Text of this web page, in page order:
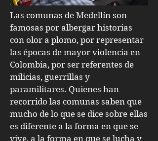
Las comunas de Medellín son
famosas por albergar historias
con olor a plomo, por representar
las épocas de mayor violencia en
Colombia, por ser referentes de
milicias, guerrillas y
paramilitares. Quienes han
recorrido las comunas saben que
mucho de lo que se dice sobre ellas
es diferente a la forma en que se
vive, a la forma en que se lucha y